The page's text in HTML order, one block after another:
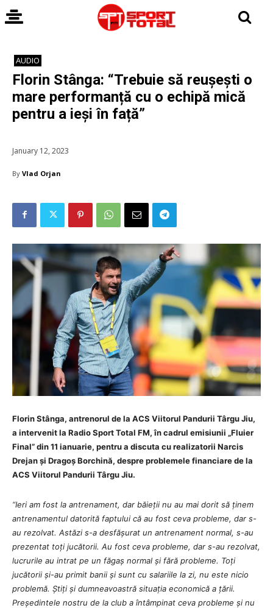
AUDIO
Florin Stânga: “Trebuie să reușești o
mare performanță cu o echipă mică
pentru a ieși în față”
January 12, 2023
By Vlad Orjan
Florin Stânga, antrenorul de la ACS Viitorul Pandurii Târgu Jiu,
a intervenit la Radio Sport Total FM, în cadrul emisiunii „Fluier
Final” din 11 ianuarie, pentru a discuta cu realizatorii Narcis
Drejan și Dragoș Borchină, despre problemele financiare de la
ACS Viitorul Pandurii Târgu Jiu.
“Ieri am fost la antrenament, dar băieții nu au mai dorit să ținem
antrenamentul datorită faptului că au fost ceva probleme, dar s-
au rezolvat. Astăzi s-a desfășurat un antrenament normal, s-au
prezentat toți jucătorii. Au fost ceva probleme, dar s-au rezolvat,
lucrurile au intrat pe un făgaș normal și fără probleme. Toți
jucătorii și-au primit banii și sunt cu salariile la zi, nu este nicio
problemă. Știți și dumneavoastră situația economică a țării.
Președintele nostru de la club a întâmpinat ceva probleme și nu